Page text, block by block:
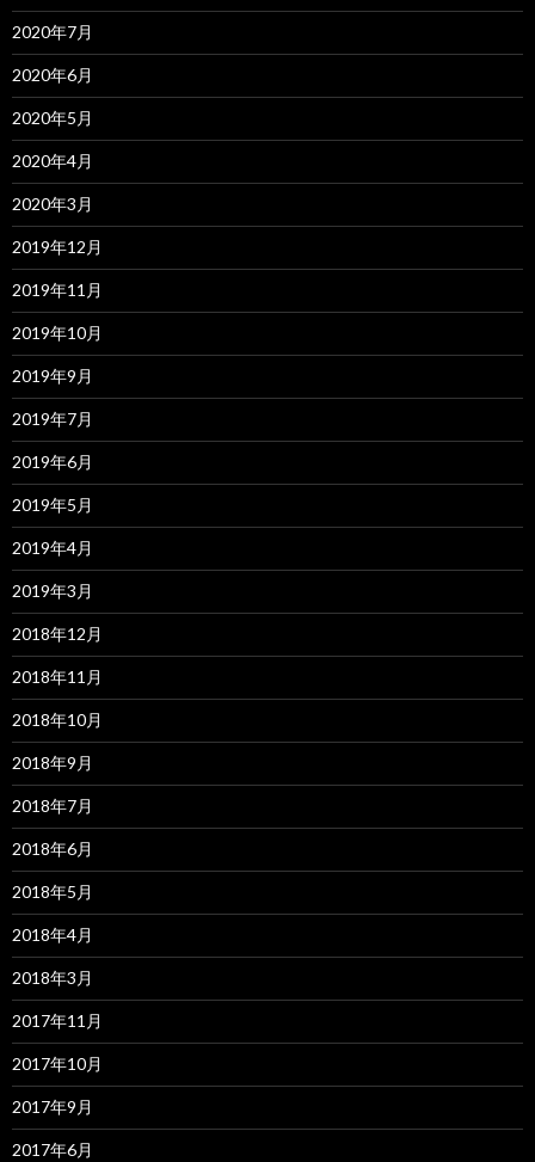
2020年7月
2020年6月
2020年5月
2020年4月
2020年3月
2019年12月
2019年11月
2019年10月
2019年9月
2019年7月
2019年6月
2019年5月
2019年4月
2019年3月
2018年12月
2018年11月
2018年10月
2018年9月
2018年7月
2018年6月
2018年5月
2018年4月
2018年3月
2017年11月
2017年10月
2017年9月
2017年6月